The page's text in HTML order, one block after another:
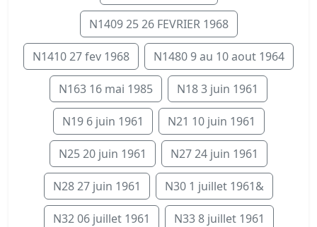
N1409 25 26 FEVRIER 1968
N1410 27 fev 1968 N1480 9 au 10 aout 1964
N163 16 mai 1985 N18 3 juin 1961
N19 6 juin 1961 N21 10 juin 1961
N25 20 juin 1961 N27 24 juin 1961
N28 27 juin 1961 N30 1 juillet 1961&
N32 06 juillet 1961 N33 8 juillet 1961